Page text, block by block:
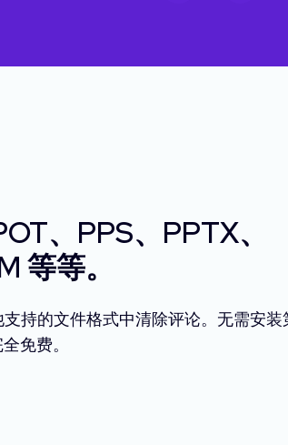
、PPS、PPTX、
等等。
持的文件格式中清除评论。无需安装
免费。